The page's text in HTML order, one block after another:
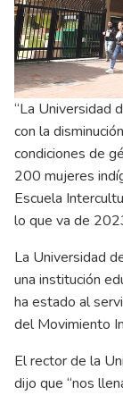
“La Universidad
con la
condiciones de
200 mujeres
Escuela
lo que va de
La Universidad
una institución
ha estado al
del Movimiento
El rector de la
dijo que “nos